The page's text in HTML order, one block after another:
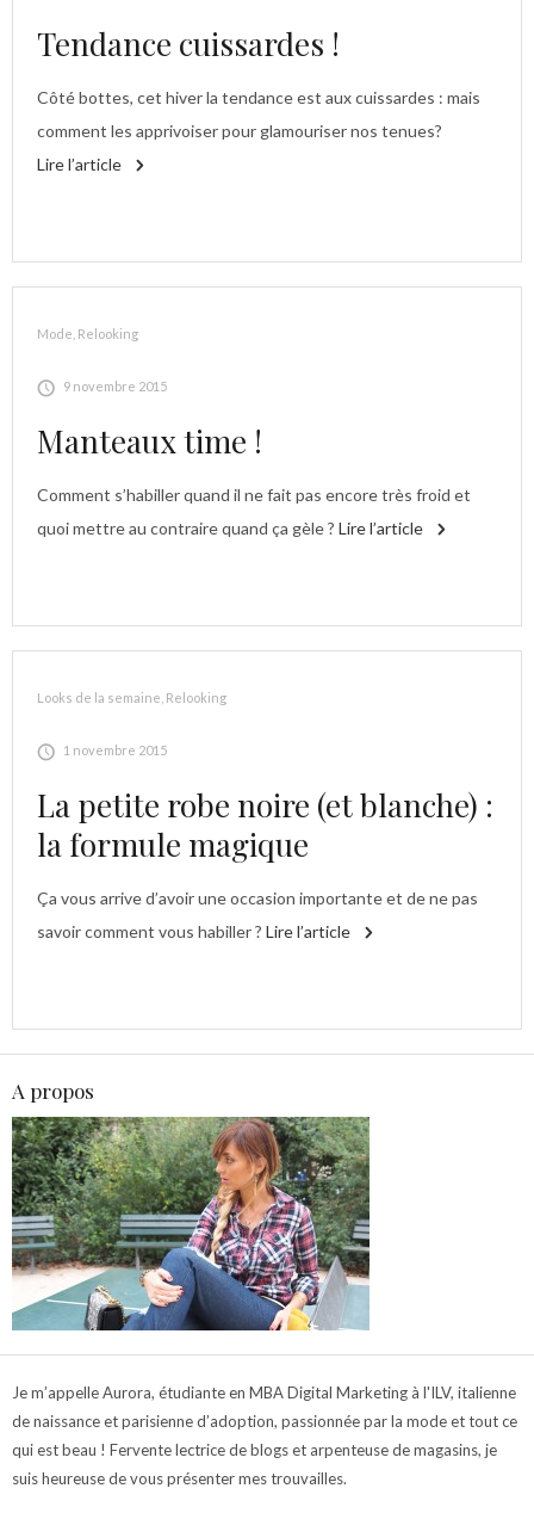
Tendance cuissardes !
Côté bottes, cet hiver la tendance est aux cuissardes : mais
comment les apprivoiser pour glamouriser nos tenues?
Lire l’article
Mode Relooking
9 novembre 2015
Manteaux time !
Comment s’habiller quand il ne fait pas encore très froid et
quoi mettre au contraire quand ça gèle ? Lire l’article
Looks de la semaine Relooking
1 novembre 2015
La petite robe noire (et blanche) :
la formule magique
Ça vous arrive d’avoir une occasion importante et de ne pas
savoir comment vous habiller ? Lire l’article
A propos
Je m’appelle Aurora, étudiante en MBA Digital Marketing à l'ILV, italienne
de naissance et parisienne d’adoption, passionnée par la mode et tout ce
qui est beau ! Fervente lectrice de blogs et arpenteuse de magasins, je
suis heureuse de vous présenter mes trouvailles.